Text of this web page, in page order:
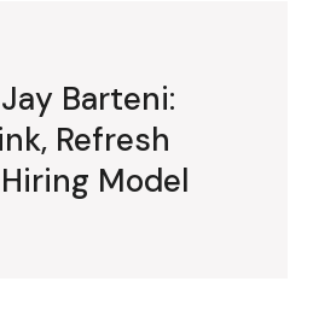
Barteni:
Refresh
Model